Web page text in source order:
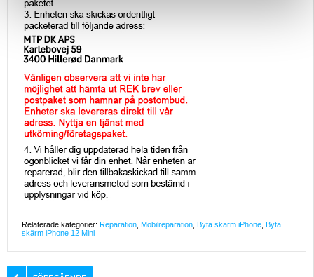
Relaterade kategorier: Reparation Mobilreparation Byta skärm iPhone
Byta
skärm iPhone 12 Mini